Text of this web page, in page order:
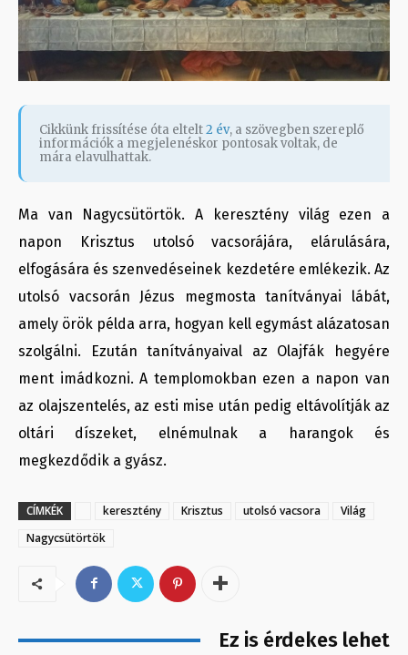
Cikkünk frissítése óta eltelt2 év, a szövegben szereplő
információk a megjelenéskor pontosak voltak, de
mára elavulhattak.
Ma van Nagycsütörtök. A keresztény világ ezen a
napon Krisztus utolsó vacsorájára, elárulására,
elfogására és szenvedéseinek kezdetére emlékezik. Az
utolsó vacsorán Jézus megmosta tanítványai lábát,
amely örök példa arra, hogyan kell egymást alázatosan
szolgálni. Ezután tanítványaival az Olajfák hegyére
ment imádkozni. A templomokban ezen a napon van
az olajszentelés, az esti mise után pedig eltávolítják az
oltári díszeket, elnémulnak a harangok és
megkezdődik a gyász.
CÍMKÉK keresztény Krisztus utolsó vacsora
Világ
Nagycsütörtök
Ez is érdekes lehet